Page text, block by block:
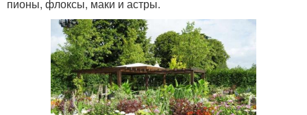
пионы, флоксы, маки и астры.